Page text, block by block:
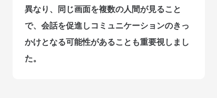
異なり、同じ画面を複数の人間が見ること
で、会話を促進しコミュニケーションのきっ
かけとなる可能性があることも重要視しまし
た。